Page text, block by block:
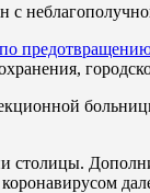
с
столицы.